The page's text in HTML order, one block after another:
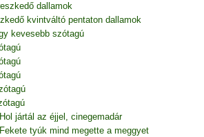
dallamok
kvintváltó pentaton dallamok
kevesebb szótagú
Hol jártál az éjjel, cinegemadár
Fekete tyúk mind megette a meggyet